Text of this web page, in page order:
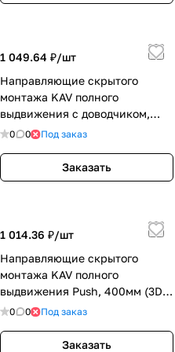
1 049.64 ₽/шт
Направляющие скрытого
монтажа KAV полного
выдвижения с доводчиком,
500мм (3D) (993BLHR-3D-16-
0 0 Под заказ
Заказать
1 014.36 ₽/шт
Направляющие скрытого
монтажа KAV полного
выдвижения Push, 400мм (3D)
(993FLR-3D-16-400)
0 0 Под заказ
Заказать